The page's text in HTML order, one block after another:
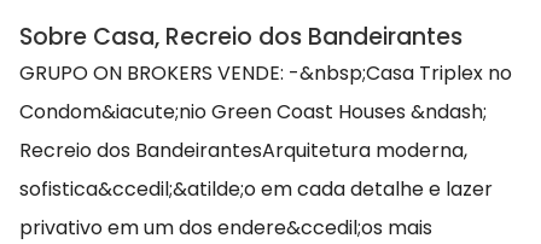
Sobre Casa, Recreio dos Bandeirantes
GRUPO ON BROKERS VENDE: -&nbsp;Casa Triplex no
Condom&iacute;nio Green Coast Houses &ndash;
Recreio dos BandeirantesArquitetura moderna,
sofistica&ccedil;&atilde;o em cada detalhe e lazer
privativo em um dos endere&ccedil;os mais